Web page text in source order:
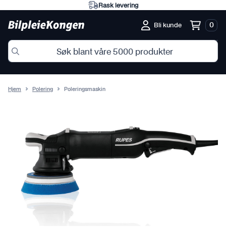
Rask levering
Bli kunde 0
Hjem Polering Poleringsmaskin